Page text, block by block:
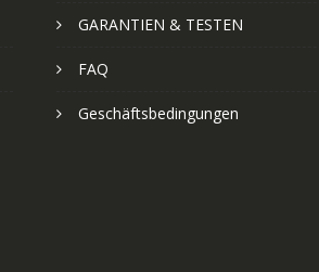
GARANTIEN & TESTEN
FAQ
Geschäftsbedingungen